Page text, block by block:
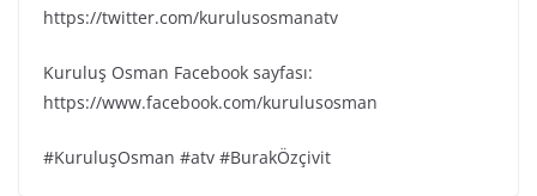
https://twitter.com/kurulusosmanatv
Kuruluş Osman Facebook sayfası:
https://www.facebook.com/kurulusosman
#KuruluşOsman #atv #BurakÖzçivit